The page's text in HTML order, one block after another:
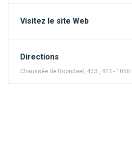
Visitez le site Web
Directions
Chaussée de Boondael, 473 , 473 - 1050